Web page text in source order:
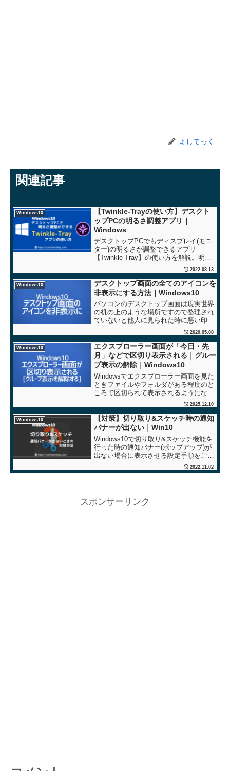
よしてっく
関連記事
Windows10
【Twinkle-Trayの使い方】デスクト
ップPCの明るさ調整アプリ｜
Windows
デスクトップPCでもディスプレイ(モニ
ター)の明るさが調整できるアプリ
【Twinkle-Tray】の使い方を解説。明る
さ(輝度)の微調整も可。デスクトップPC
でもノートPCのようにモニターの明るさ
が調整できるようになります。
2022.08.13
Windows10
デスクトップ画面の全てのアイコンを
非表示にする方法｜Windows10
パソコンのデスクトップ画面は現実世界
の机の上のような場所ですので整理され
ていないと他人に見られた時に悪い印象
を持たれる可能性もあります。ここでは
Windows10のデスクトップに配置されて
いる全てのアイコンを非表示にする手順
をご紹介します。
2020.05.08
Windows10
エクスプローラー画面が「今日・先
月」などで区切り表示される｜グルー
プ表示の解除｜Windows10
Windowsでエクスプローラー画面を見た
ときファイルやフォルダがある程度のと
ころで区切られて表示されるようになっ
たということはありませんか？どうやら
Windowsの機能でグループ表示が有効に
なっている状態ですので解除する手順を
ご紹介します。
2025.12.10
Windows10
【対策】切り取り&スケッチ時の通知
バナーが出ない｜Win10
Windows10で切り取り&スケッチ機能を
行った時の通知バナー(ポップアップ)が
出ない場合に表示させる設定手順をご紹
介します。アクションセンターの設定を
変更することで解決します。
2022.11.02
スポンサーリンク